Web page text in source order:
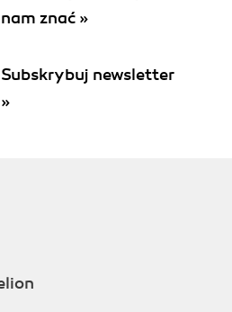
Model Will Not Rule Them All,
Responsible Because Trust Is
License to Operate
on Foundation Models
Models and Comparing
Learning with Self-
nam znać »
Subskrybuj newsletter
»